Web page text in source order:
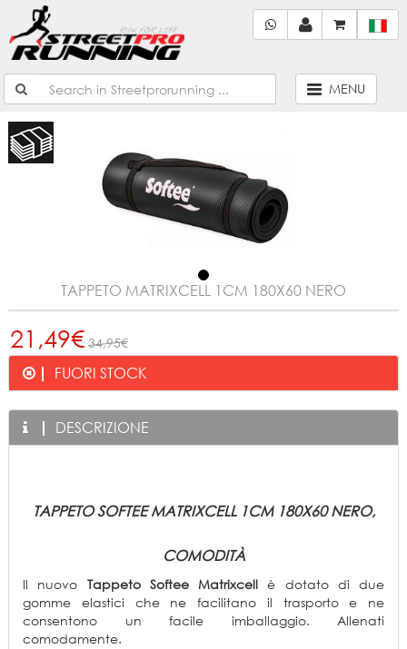
MENU
TAPPETO MATRIXCELL 1CM 180X60 NERO
21,49€ 34,95€
FUORI STOCK
DESCRIZIONE
TAPPETOSOFTEEMATRIXCELL 1CM 180X60 NERO,
COMODITÀ
Il nuovo Tappeto Softee Matrixcell è dotato di due
gomme elastici che ne facilitano il trasporto e ne
consentono un facile imballaggio. Allenati
comodamente.